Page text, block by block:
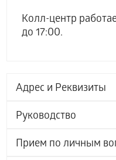
Адрес и Реквизиты
Руководство
Прием по личным
Колл-центр
до 17:00.